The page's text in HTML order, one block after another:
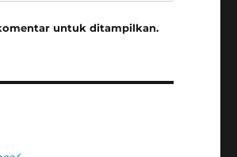
untuk ditampilkan.